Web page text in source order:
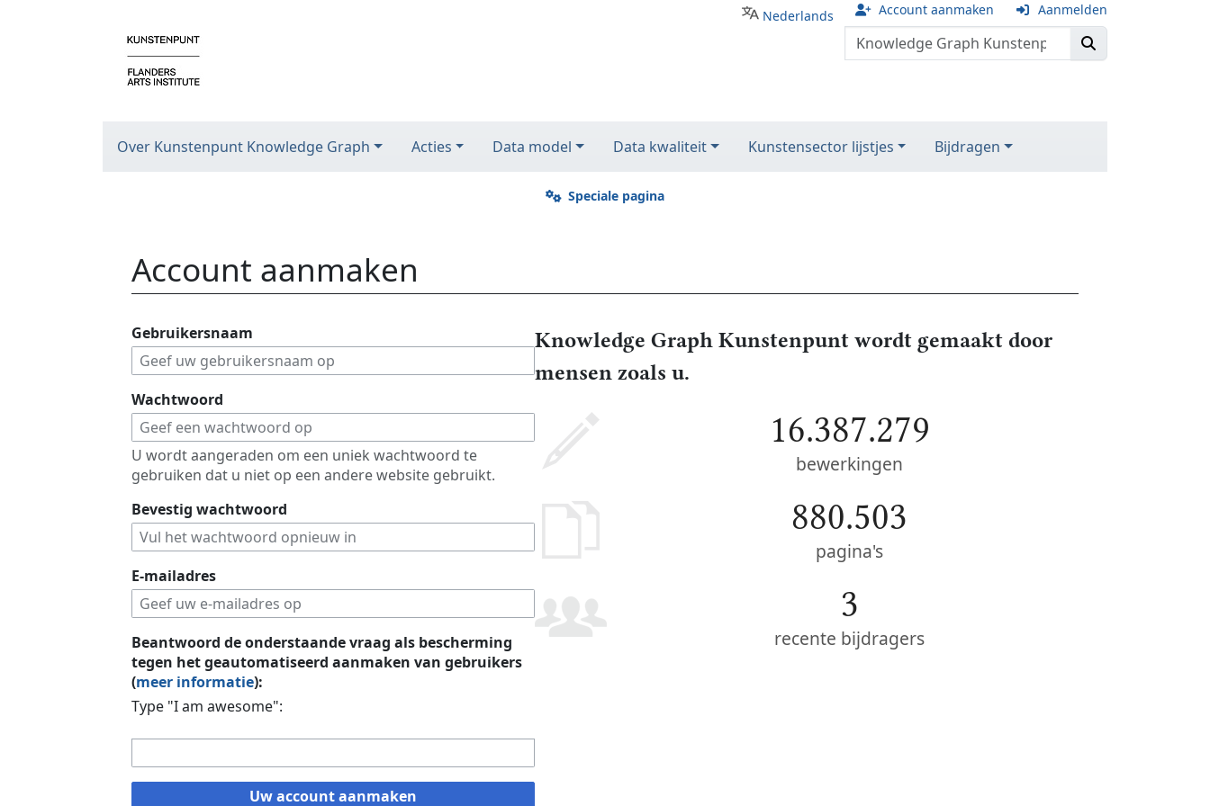
Nederlands Account aanmaken Aanmelden
Over Kunstenpunt Knowledge Graph Acties Data model Data kwaliteit Kunstensector lijstjes Bijdragen
Speciale pagina
Account aanmaken
Gebruikersnaam
Wachtwoord
U wordt aangeraden om een uniek wachtwoord te
gebruiken dat u niet op een andere website gebruikt.
Bevestig wachtwoord
E-mailadres
Beantwoord de onderstaande vraag als bescherming
tegen het geautomatiseerd aanmaken van gebruikers
(meer informatie):
Type "I am awesome":
Uw account aanmaken
Knowledge Graph Kunstenpunt wordt gemaakt door
mensen zoals u.
16.387.279
bewerkingen
880.503
pagina's
3
recente bijdragers